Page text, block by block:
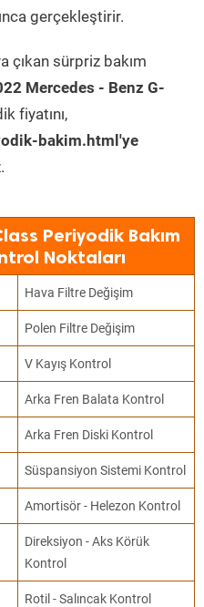
gerçekleştirir.
çıkan sürpriz bakım
Mercedes - Benz G-
fiyatını,
bakim.html'ye
Periyodik Bakım
Noktaları
Hava Filtre Değişim
Polen Filtre Değişim
V Kayış Kontrol
Arka Fren Balata Kontrol
Arka Fren Diski Kontrol
Süspansiyon Sistemi Kontrol
Amortisör - Helezon Kontrol
Direksiyon - Aks Körük
Kontrol
Rotil - Salıncak Kontrol